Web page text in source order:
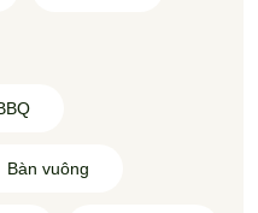
Bàn vuông